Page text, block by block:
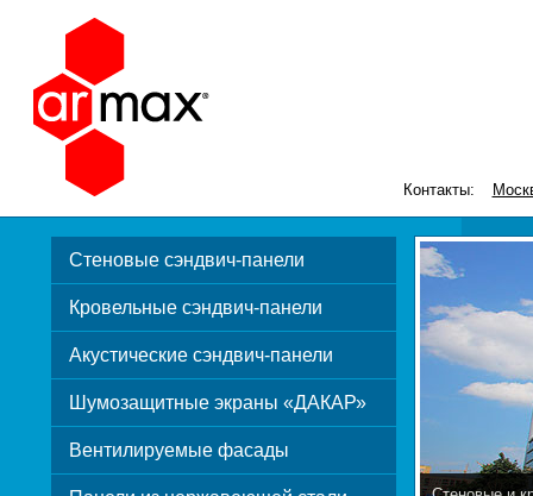
Контакты:
Стеновые сэндвич-панели
Кровельные сэндвич-панели
Акустические сэндвич-панели
Шумозащитные экраны «ДАКАР»
Вентилируемые фасады